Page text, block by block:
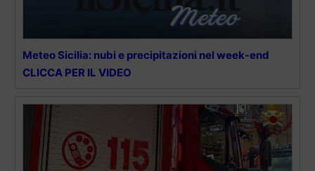
Meteo Sicilia: nubi e precipitazioni nel week-end
CLICCA PER IL VIDEO